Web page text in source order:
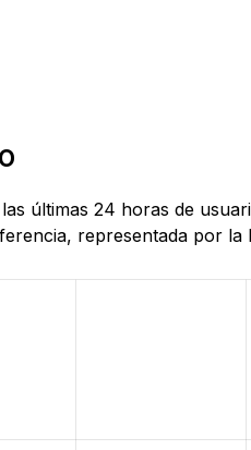
últimas 24 horas de
representada por la